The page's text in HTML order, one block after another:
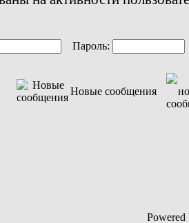
Пароль:
Новые сообщения